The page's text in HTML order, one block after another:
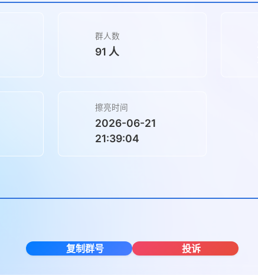
群人数
91 人
擦亮时间
2026-06-21
21:39:04
复制群号 投诉